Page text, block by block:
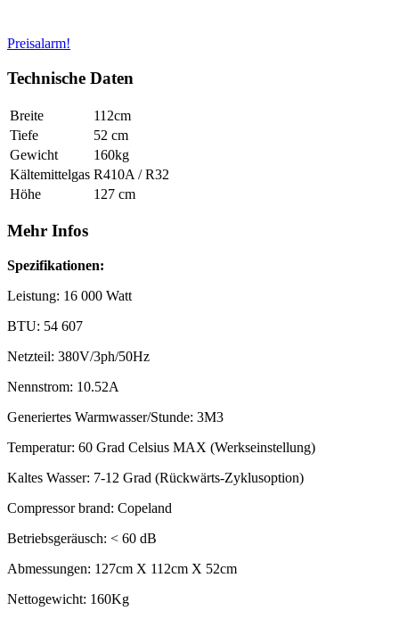
Preisalarm!
Technische Daten
Breite
112cm
Tiefe
52 cm
Gewicht
160kg
Kältemittelgas R410A / R32
Höhe
127 cm
Mehr Infos
Spezifikationen:
Leistung: 16 000 Watt
BTU: 54 607
Netzteil: 380V/3ph/50Hz
Nennstrom: 10.52A
Generiertes Warmwasser/Stunde: 3M3
Temperatur: 60 Grad Celsius MAX (Werkseinstellung)
Kaltes Wasser: 7-12 Grad (Rückwärts-Zyklusoption)
Compressor brand: Copeland
Betriebsgeräusch: < 60 dB
Abmessungen: 127cm X 112cm X 52cm
Nettogewicht: 160Kg